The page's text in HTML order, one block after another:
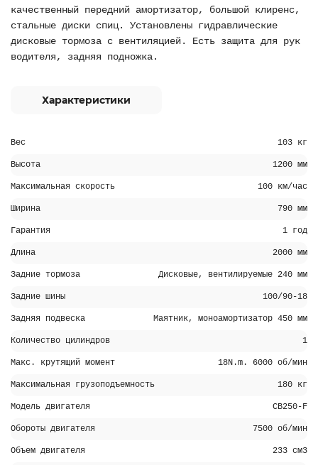
качественный передний амортизатор, большой клиренс,
стальные диски спиц. Установлены гидравлические
дисковые тормоза с вентиляцией. Есть защита для рук
водителя, задняя подножка.
Характеристики
Вес 103 кг
Высота 1200 мм
Максимальная скорость 100 км/час
Ширина 790 мм
Гарантия 1 год
Длина 2000 мм
Задние тормоза Дисковые, вентилируемые 240 мм
Задние шины 100/90-18
Задняя подвеска Маятник, моноамортизатор 450 мм
Количество цилиндров 1
Макс. крутящий момент 18N.m. 6000 об/мин
Максимальная грузоподъемность 180 кг
Модель двигателя CB250-F
Обороты двигателя 7500 об/мин
Объем двигателя 233 см3